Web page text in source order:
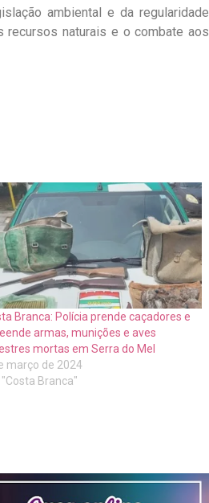
ambiental e da regularidade
recursos naturais e o combate aos
Branca: Polícia prende caçadores e
armas, munições e aves
mortas em Serra do Mel
março de 2024
"Costa Branca"